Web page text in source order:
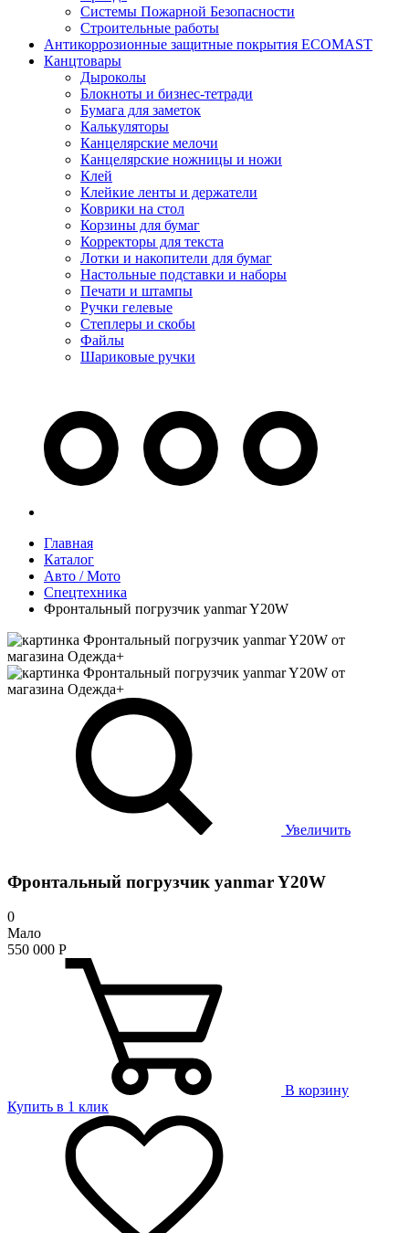
Системы Пожарной Безопасности
Строительные работы
Антикоррозионные защитные покрытия ECOMAST
Канцтовары
Дыроколы
Блокноты и бизнес-тетради
Бумага для заметок
Калькуляторы
Канцелярские мелочи
Канцелярские ножницы и ножи
Клей
Клейкие ленты и держатели
Коврики на стол
Корзины для бумаг
Корректоры для текста
Лотки и накопители для бумаг
Настольные подставки и наборы
Печати и штампы
Ручки гелевые
Степлеры и скобы
Файлы
Шариковые ручки
Главная
Каталог
Авто / Мото
Спецтехника
Фронтальный погрузчик yanmar Y20W
Увеличить
Фронтальный погрузчик yanmar Y20W
0
Мало
550 000 Р
В корзину
Купить в 1 клик